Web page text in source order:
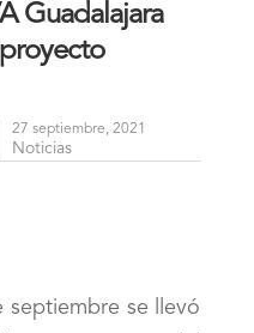
Guadalajara
27 septiembre, 2021
Noticias
septiembre se llevó